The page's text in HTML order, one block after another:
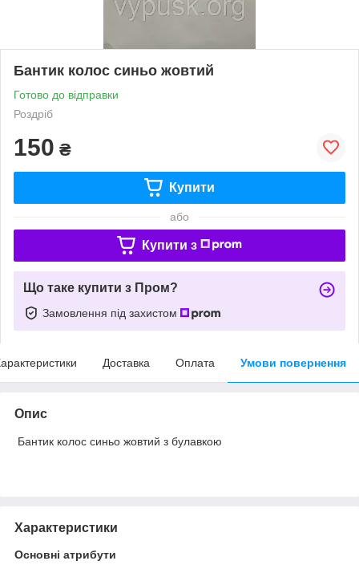
Бантик колос синьо жовтий
Готово до відправки
Роздріб
150 ₴
Купити
або
Купити з
Що таке купити з Пром?
Замовлення під захистом
Доставка Оплата Умови повернення
Опис
Бантик колос синьо жовтий з булавкою
Характеристики
Основні атрибути